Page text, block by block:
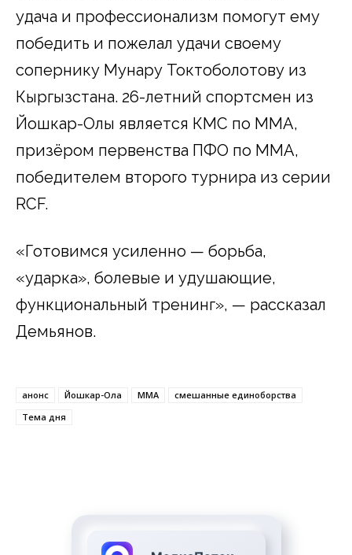
удача и профессионализм помогут ему
победить и пожелал удачи своему
сопернику Мунару Токтоболотову из
Кыргызстана. 26-летний спортсмен из
Йошкар-Олы является КМС по MMA,
призёром первенства ПФО по MMA,
победителем второго турнира из серии
RCF.
«Готовимся усиленно — борьба,
«ударка», болевые и удушающие,
функциональный тренинг», — рассказал
Демьянов.
анонс Йошкар-Ола ММА
смешанные единоборства
Тема дня